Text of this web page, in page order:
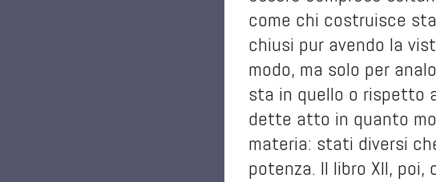
come chi costruisce
chiusi pur avendo la
modo, ma solo per
sta in quello o rispetto
dette atto in quanto
materia: stati diversi
potenza. Il libro XII,